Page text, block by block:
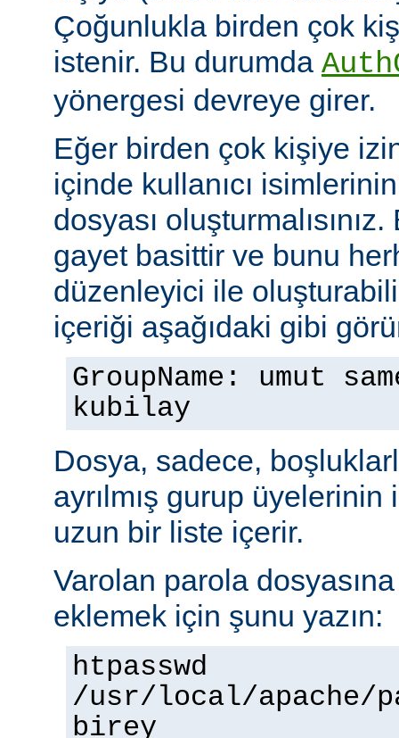
Çoğunlukla birden çok
istenir. Bu durumda
yönergesi devreye girer.
Eğer birden çok kişiye
içinde kullanıcı
dosyası
gayet basittir ve bunu
düzenleyici ile
içeriği aşağıdaki gibi
GroupName: umut
kubilay
Dosya, sadece,
ayrılmış gurup
uzun bir liste içerir.
Varolan parola dosyasına
eklemek için şunu yazın:
htpasswd
/usr/local/apache/
birey